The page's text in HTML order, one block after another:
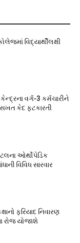
વિદ્યાર્થીલક્ષી
વર્ગ-3 કર્મચારીને
સખત કેદ ફટકારતી
ઓર્થોપેડિક
વિવિધ સારવાર
ફરિયાદ નિવારણ
રોજ યોજાશે